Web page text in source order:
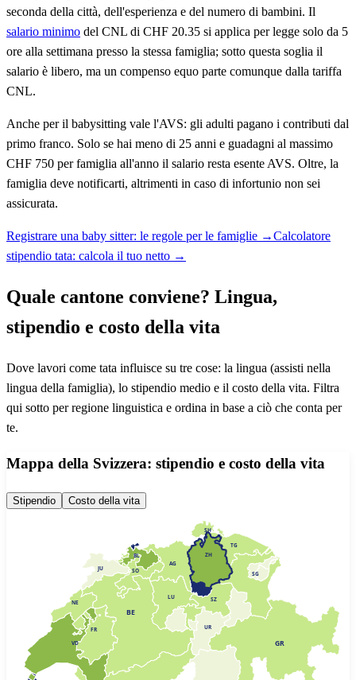
seconda della città, dell'esperienza e del numero di bambini. Il
salario minimo del CNL di CHF 20.35 si applica per legge solo da 5
ore alla settimana presso la stessa famiglia; sotto questa soglia il
salario è libero, ma un compenso equo parte comunque dalla tariffa
CNL.
Anche per il babysitting vale l'AVS: gli adulti pagano i contributi dal
primo franco. Solo se hai meno di 25 anni e guadagni al massimo
CHF 750 per famiglia all'anno il salario resta esente AVS. Oltre, la
famiglia deve notificarti, altrimenti in caso di infortunio non sei
assicurata.
Registrare una baby sitter: le regole per le famiglie →Calcolatore
stipendio tata: calcola il tuo netto →
Quale cantone conviene? Lingua,
stipendio e costo della vita
Dove lavori come tata influisce su tre cose: la lingua (assisti nella
lingua della famiglia), lo stipendio medio e il costo della vita. Filtra
qui sotto per regione linguistica e ordina in base a ciò che conta per
te.
Mappa della Svizzera: stipendio e costo della vita
Stipendio Costo della vita
ZH
BE
LU
UR
SZ
FR
SO
BL
SH
SG
GR
AG
TG
VD
NE
JU